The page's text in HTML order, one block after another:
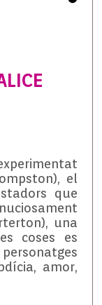
el
que
una
coses es
amor,